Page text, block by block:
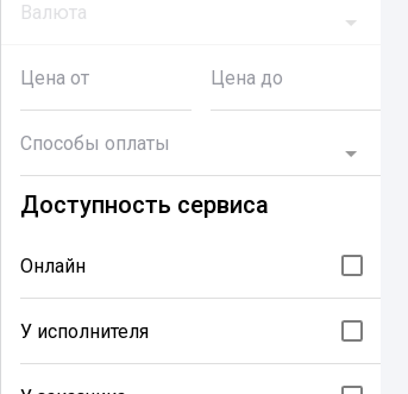
Валюта
Цена от Цена до
Способы оплаты
Доступность сервиса
Онлайн
У исполнителя